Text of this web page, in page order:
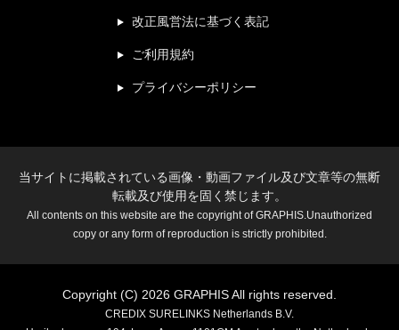
改正風営法に基づく表記
ご利用規約
プライバシーポリシー
当サイトに掲載されている画像・動画ファイル及び文章等の無断
転載及び使用を固く禁じます。
All contents on this website are the copyright of GRAPHIS.Unauthorized
copy or any form of reproduction is strictly prohibited.
Copyright (C) 2026 GRAPHIS All rights reserved.
CREDIX SURELINKS Netherlands B.V.